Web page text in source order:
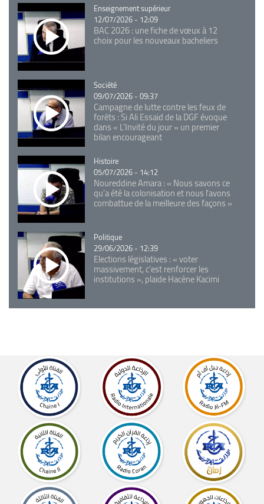
Catégorie
Enseignement supérieur
12/07/2026 - 12:09
BAC 2026 : une fiche de vœux à 12
choix pour les nouveaux bacheliers
Catégorie
Société
09/07/2026 - 09:37
Campagne de lutte contre les feux de
forêts : Si Ali Essaid de la DGF évoque
dans « L'Invité du jour » un premier
bilan encourageant
Catégorie
Histoire
05/07/2026 - 14:12
Noureddine Amara : « Nous savons ce
qu’a été la colonisation et nous l’avons
combattue de la meilleure des façons »
Catégorie
Politique
29/06/2026 - 12:39
Elections législatives : « voter
massivement, c'est renforcer les
institutions », plaide Hacène Kacimi